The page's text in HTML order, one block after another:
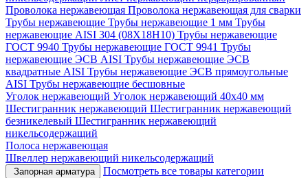
Проволока нержавеющая Проволока нержавеющая для сварки
Трубы нержавеющие Трубы нержавеющие 1 мм Трубы
нержавеющие AISI 304 (08Х18Н10) Трубы нержавеющие
ГОСТ 9940 Трубы нержавеющие ГОСТ 9941 Трубы
нержавеющие ЭСВ AISI Трубы нержавеющие ЭСВ
квадратные AISI Трубы нержавеющие ЭСВ прямоугольные
AISI Трубы нержавеющие бесшовные
Уголок нержавеющий Уголок нержавеющий 40x40 мм
Шестигранник нержавеющий Шестигранник нержавеющий
безникелевый Шестигранник нержавеющий
никельсодержащий
Полоса нержавеющая
Швеллер нержавеющий никельсодержащий
Запорная арматура
Посмотреть все товары категории